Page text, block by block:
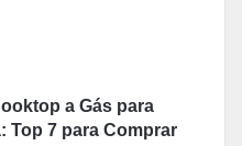
a Gás para
Top 7 para Comprar